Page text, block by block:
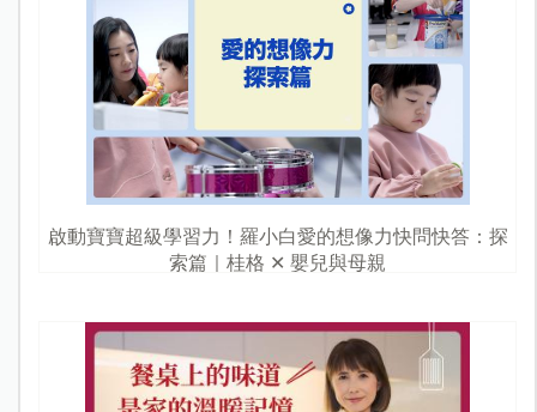
啟動寶寶超級學習力！羅小白愛的想像力快問快答：探
索篇｜桂格 ✕ 嬰兒與母親